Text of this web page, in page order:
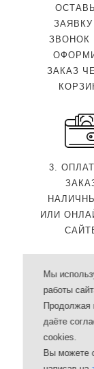
ЗВОНОК
ЗАКАЗ
3.
ИЛИ
Мы
работы
Продолжая
даёте
cookies.
Вы можете